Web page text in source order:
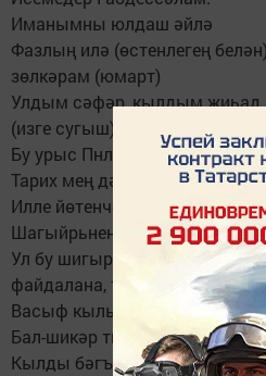
Иманымны юлдаш әйлә
Фазлың илә (өстенлегең белән)
зөлкәрам (юмарт)
Улдым сәфәр, кылдым җиһад
(изге сугыш)
Бу урыс Пнлшә йиридә,
Тарих мең дә йитә йөз дә.
Илле йөтенче йыллыда.
Шагыйрьнең күпчелек
Ул бу шигырьләрендә
файдалана, төрле
Васыф кылым буйларың,
Бал-шикәр тик сүзләрең,
Кылды бәгърем бер йәнә